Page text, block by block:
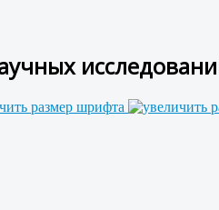
размер шрифта